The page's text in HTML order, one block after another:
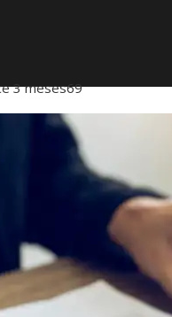
3 meses69